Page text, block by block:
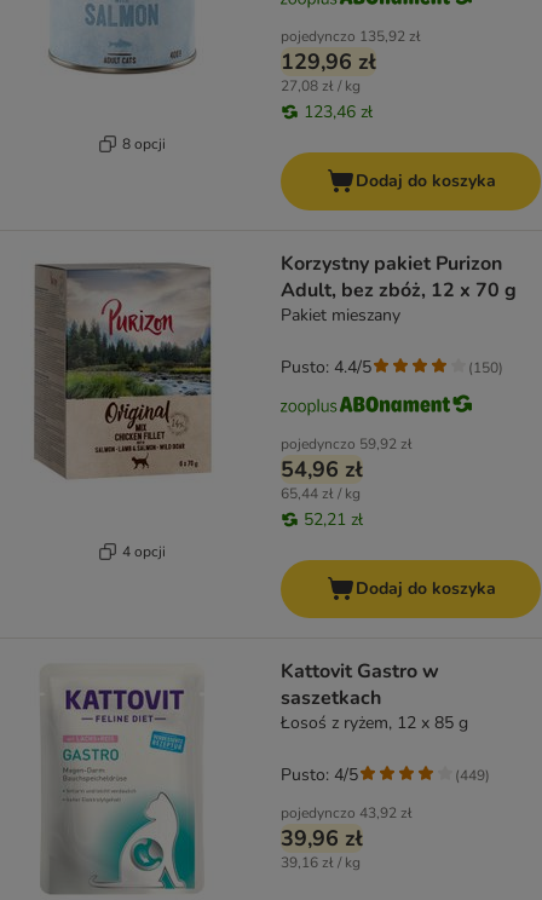
8 opcji
pojedynczo 135,92 zł
129,96 zł
27,08 zł / kg
123,46 zł
Dodaj do koszyka
4 opcji
Korzystny pakiet Purizon
Adult, bez zbóż, 12 x 70 g
Pakiet mieszany
pojedynczo 59,92 zł
54,96 zł
65,44 zł / kg
52,21 zł
Pusto: 4.4/5 (150)
Dodaj do koszyka
Kattovit Gastro w
saszetkach
Łosoś z ryżem, 12 x 85 g
pojedynczo 43,92 zł
39,96 zł
39,16 zł / kg
Pusto: 4/5 (449)